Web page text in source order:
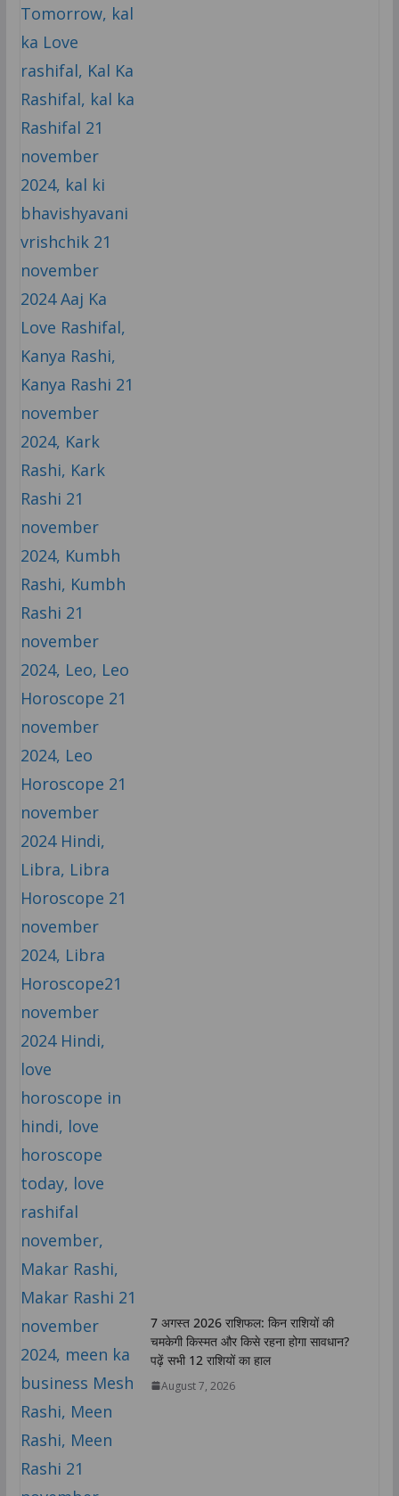
7 अगस्त 2026 राशिफल: किन राशियों की
चमकेगी किस्मत और किसे रहना होगा सावधान?
पढ़ें सभी 12 राशियों का हाल
August 7, 2026